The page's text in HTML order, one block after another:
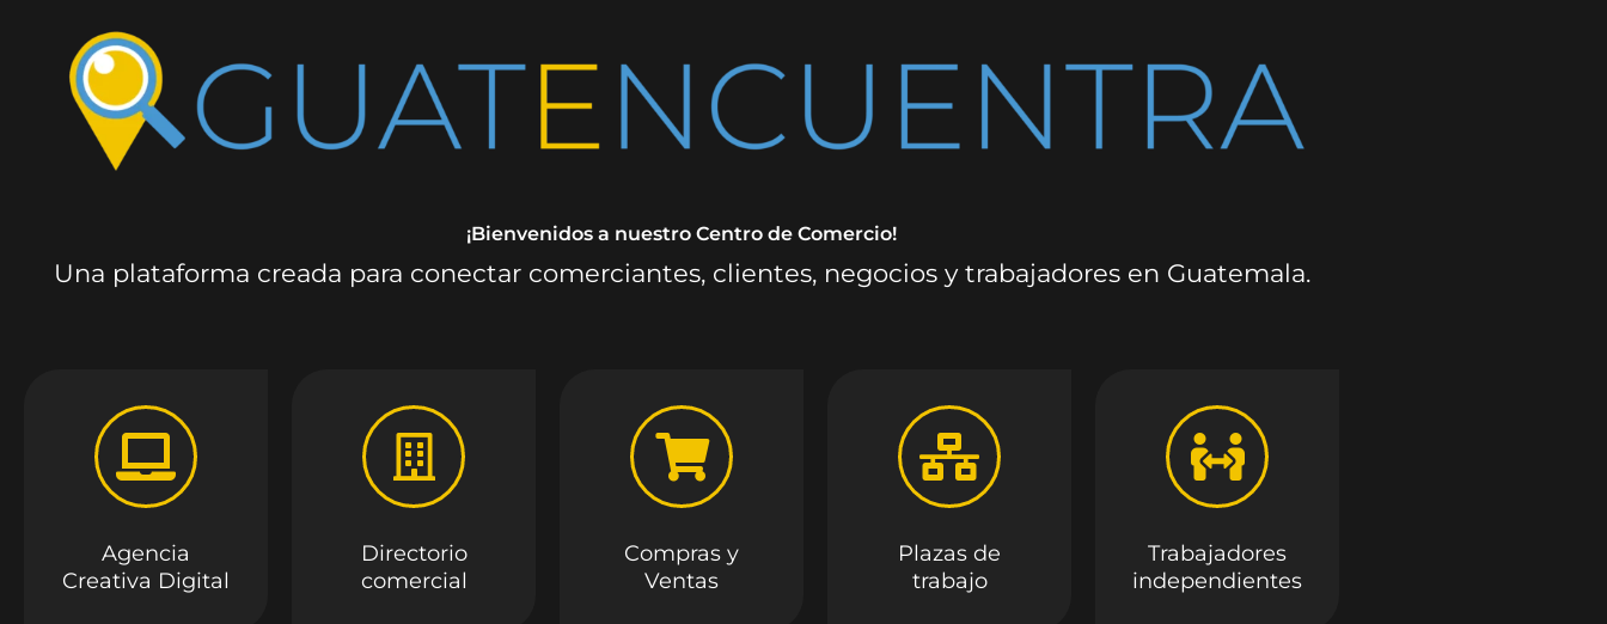
¡Bienvenidos a nuestro Centro de Comercio!
Una plataforma creada para conectar comerciantes, clientes, negocios y trabajadores en Guatemala.
Agencia
Creativa Digital
Directorio
comercial
Compras y
Ventas
Plazas de
trabajo
Trabajadores
independientes